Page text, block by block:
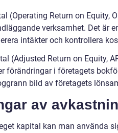
(Operating Return on Equity,
verksamhet. Det är
intäkter och kontrollera
(Adjusted Return on Equity,
förändringar i företagets
bild av företagets
av
kapital kan man använda